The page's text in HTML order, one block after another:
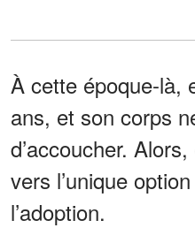
À cette époque-là,
ans, et son corps
d’accoucher.
vers l’unique
l’adoption.